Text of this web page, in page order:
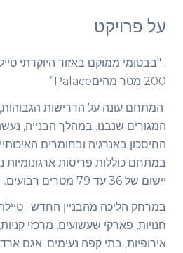
על פרויקט
. "בבטומי ממוקם באזור היוקרתי
200 מטר מהיםPalace”
המתחם עונה על הדרישות
המגורים שנבנו. במהלך הבנייה,
החיסכון באנרגיה ובחומרים
במתחם כוללות פריסות ארגונומיות
יישום של 36 עד 79 מטרים רבועים.
במרחק הליכה מהבניין החדש :
חנויות, פארקי שעשועים, מרכזי